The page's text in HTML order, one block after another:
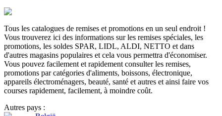
Tous les catalogues de remises et promotions en un seul endroit !
Vous trouverez ici des informations sur les remises spéciales, les
promotions, les soldes SPAR, LIDL, ALDI, NETTO et dans
d'autres magasins populaires et cela vous permettra d'économiser.
Vous pouvez facilement et rapidement consulter les remises,
promotions par catégories d'aliments, boissons, électronique,
appareils électroménagers, beauté, santé et autres et ainsi faire vos
courses rapidement, facilement, à moindre coût.
Autres pays :